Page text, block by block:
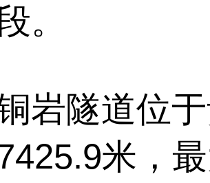
。
隧道位于
米，